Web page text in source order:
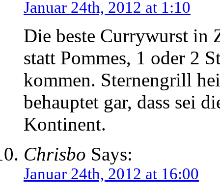
Januar 24th, 2012 at 1:10
Die beste Currywurst in
statt Pommes, 1 oder 2
kommen. Sternengrill
behauptet gar, dass sei
Kontinent.
Chrisbo Says:
Januar 24th, 2012 at 16:00